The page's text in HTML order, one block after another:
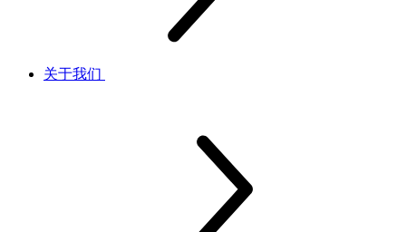
关于我们